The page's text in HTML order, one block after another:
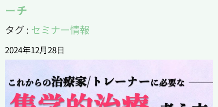
ーチ
タグ : セミナー情報
2024年12月28日